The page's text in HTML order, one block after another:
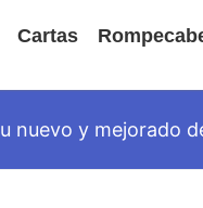
Cartas
nuevo y mejorado